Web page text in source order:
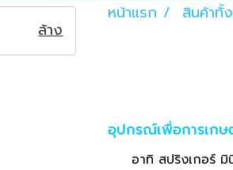
หน้าแรก สินค้าทั้
อุปกรณ์เพื่อการเกษ
อาทิ สปริงเกอร์ มินิ
ล้าง